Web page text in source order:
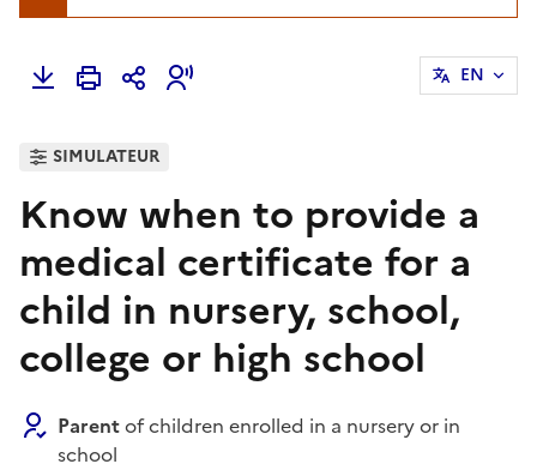
EN
SIMULATEUR
Know when to provide a
medical certificate for a
child in nursery, school,
college or high school
Parentof children enrolled in a nursery or in
school